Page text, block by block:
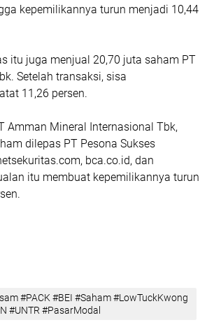
kepemilikannya turun menjadi 10,44
itu juga menjual 20,70 juta saham PT
Setelah transaksi, sisa
11,26 persen.
Amman Mineral Internasional Tbk,
dilepas PT Pesona Sukses
bca.co.id⁠, dan
itu membuat kepemilikannya turun
#PACK #BEI #Saham #LowTuckKwong
#UNTR #PasarModal